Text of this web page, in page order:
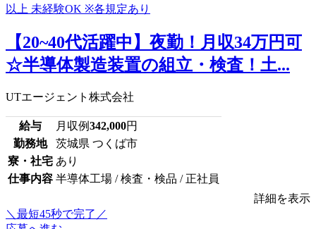
【20~40代活躍中】夜勤！月収34万円可
☆半導体製造装置の組立・検査！土...
UTエージェント株式会社
給与 月収例342,000円
勤務地
茨城県 つくば市
寮・社宅 あり
仕事内容 半導体工場 / 検査・検品 / 正社員
詳細を表示
＼最短45秒で完了／